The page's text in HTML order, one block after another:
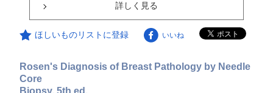
詳しく見る
ほしいものリストに登録 いいね
Rosen's Diagnosis of Breast Pathology by Needle
Core
Biopsy, 5th ed.